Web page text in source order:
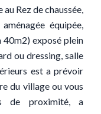
Rez de chaussée,
équipée,
exposé plein
ou dressing, salle
est a prévoir
du village ou vous
de proximité, a